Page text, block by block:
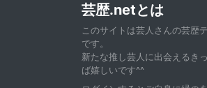
芸歴.netとは
このサイトは芸人さんの芸歴
です。
新たな推し芸人に出会えるき
ば嬉しいです^^